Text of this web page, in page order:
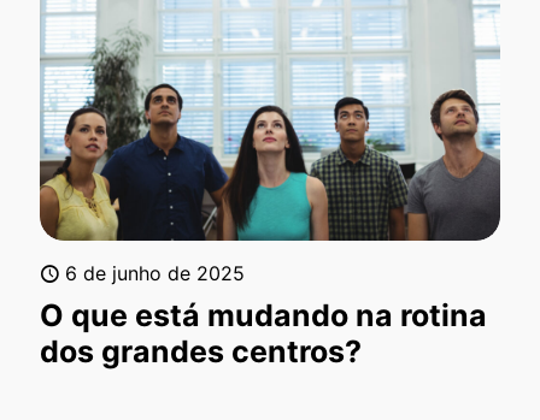
6 de junho de 2025
O que está mudando na rotina
dos grandes centros?